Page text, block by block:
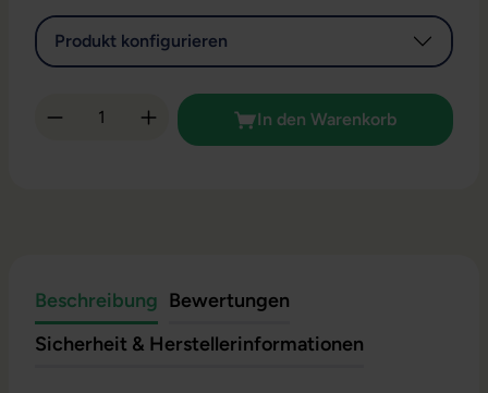
Produkt konfigurieren
Produkt Anzahl: Gib den gewünschten
In den Warenkorb
Beschreibung Bewertungen
Sicherheit & Herstellerinformationen